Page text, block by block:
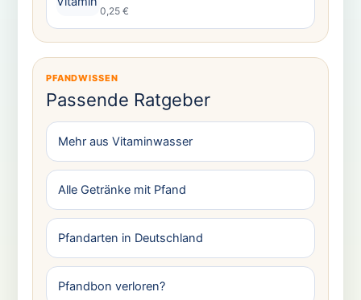
0,25 €
PFANDWISSEN
Passende Ratgeber
Mehr aus Vitaminwasser
Alle Getränke mit Pfand
Pfandarten in Deutschland
Pfandbon verloren?